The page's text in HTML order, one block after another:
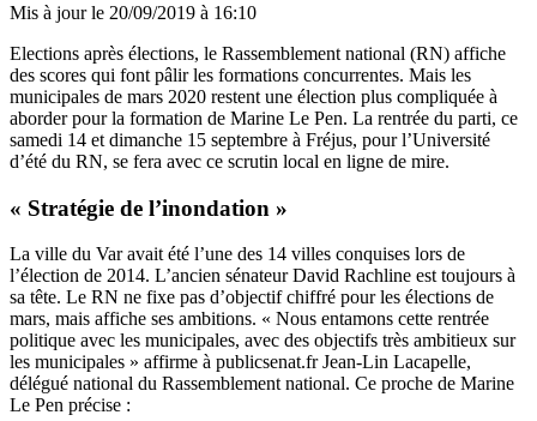
Mis à jour le 20/09/2019 à 16:10
Elections après élections, le Rassemblement national (RN) affiche
des scores qui font pâlir les formations concurrentes. Mais les
municipales de mars 2020 restent une élection plus compliquée à
aborder pour la formation de Marine Le Pen. La rentrée du parti, ce
samedi 14 et dimanche 15 septembre à Fréjus, pour l’Université
d’été du RN, se fera avec ce scrutin local en ligne de mire.
« Stratégie de l’inondation »
La ville du Var avait été l’une des 14 villes conquises lors de
l’élection de 2014. L’ancien sénateur David Rachline est toujours à
sa tête. Le RN ne fixe pas d’objectif chiffré pour les élections de
mars, mais affiche ses ambitions. « Nous entamons cette rentrée
politique avec les municipales, avec des objectifs très ambitieux sur
les municipales » affirme à publicsenat.fr Jean-Lin Lacapelle,
délégué national du Rassemblement national. Ce proche de Marine
Le Pen précise :